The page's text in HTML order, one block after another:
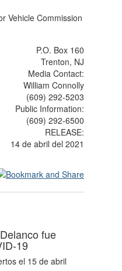
Vehicle Commission
P.O. Box 160
Trenton, NJ
Media Contact:
William Connolly
(609) 292-5203
Public Information:
(609) 292-6500
RELEASE:
14 de abril del 2021
fue
19
el 15 de abril